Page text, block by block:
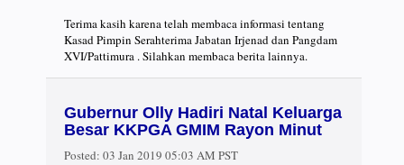
Terima kasih karena telah membaca informasi tentang
Kasad Pimpin Serahterima Jabatan Irjenad dan Pangdam
XVI/Pattimura . Silahkan membaca berita lainnya.
Gubernur Olly Hadiri Natal Keluarga
Besar KKPGA GMIM Rayon Minut
Posted: 03 Jan 2019 05:03 AM PST